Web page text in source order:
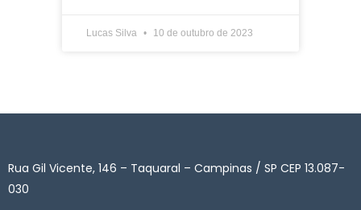
Lucas Silva 10 de outubro de 2023
Rua Gil Vicente, 146 – Taquaral – Campinas / SP CEP 13.087-
030